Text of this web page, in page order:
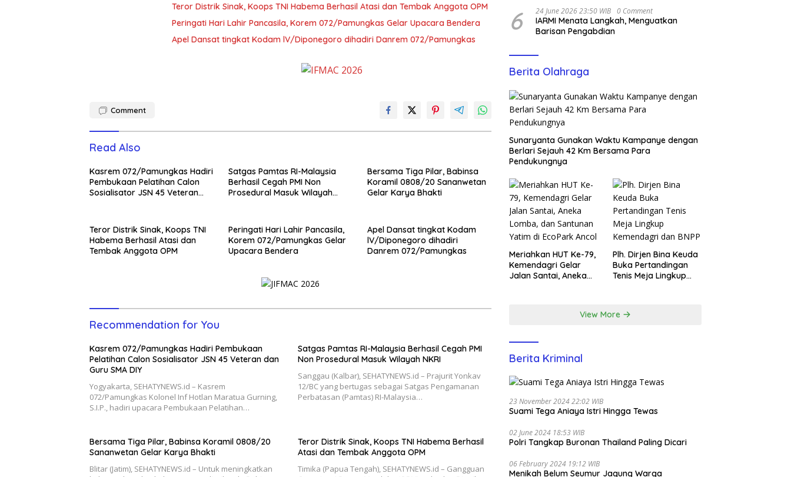
Teror Distrik Sinak, Koops TNI Habema Berhasil Atasi dan Tembak Anggota OPM
Peringati Hari Lahir Pancasila, Korem 072/Pamungkas Gelar Upacara Bendera
Apel Dansat tingkat Kodam lV/Diponegoro dihadiri Danrem 072/Pamungkas
Comment
Read Also
Kasrem 072/Pamungkas Hadiri
Pembukaan Pelatihan Calon
Sosialisator JSN 45 Veteran
Satgas Pamtas RI-Malaysia
Berhasil Cegah PMI Non
Prosedural Masuk Wilayah
Bersama Tiga Pilar, Babinsa
Koramil 0808/20 Sananwetan
Gelar Karya Bhakti
Teror Distrik Sinak, Koops TNI
Habema Berhasil Atasi dan
Tembak Anggota OPM
Peringati Hari Lahir Pancasila,
Korem 072/Pamungkas Gelar
Upacara Bendera
Apel Dansat tingkat Kodam
lV/Diponegoro dihadiri
Danrem 072/Pamungkas
Recommendation for You
Kasrem 072/Pamungkas Hadiri Pembukaan
Pelatihan Calon Sosialisator JSN 45 Veteran dan
Guru SMA DIY
Yogyakarta, SEHATYNEWS.id – Kasrem
072/Pamungkas Kolonel Inf Hotlan Maratua Gurning,
S.I.P., hadiri upacara Pembukaan Pelatihan…
Satgas Pamtas RI-Malaysia Berhasil Cegah PMI
Non Prosedural Masuk Wilayah NKRI
Sanggau (Kalbar), SEHATYNEWS.id – Prajurit Yonkav
12/BC yang bertugas sebagai Satgas Pengamanan
Perbatasan (Pamtas) RI-Malaysia…
Bersama Tiga Pilar, Babinsa Koramil 0808/20
Sananwetan Gelar Karya Bhakti
Blitar (Jatim), SEHATYNEWS.id – Untuk meningkatkan
Teror Distrik Sinak, Koops TNI Habema Berhasil
Atasi dan Tembak Anggota OPM
Timika (Papua Tengah), SEHATYNEWS.id – Gangguan
6 24 June 2026 23:50 WIB 0 Comment
IARMI Menata Langkah, Menguatkan
Barisan Pengabdian
Berita Olahraga
Sunaryanta Gunakan Waktu Kampanye dengan
Berlari Sejauh 42 Km Bersama Para
Pendukungnya
Meriahkan HUT Ke-79,
Kemendagri Gelar
Jalan Santai, Aneka
Plh. Dirjen Bina Keuda
Buka Pertandingan
Tenis Meja Lingkup
View More
Berita Kriminal
23 November 2024 22:02 WIB
Suami Tega Aniaya Istri Hingga Tewas
02 June 2024 18:53 WIB
Polri Tangkap Buronan Thailand Paling Dicari
06 February 2024 19:12 WIB
Menikah Belum Seumur Jagung Warga